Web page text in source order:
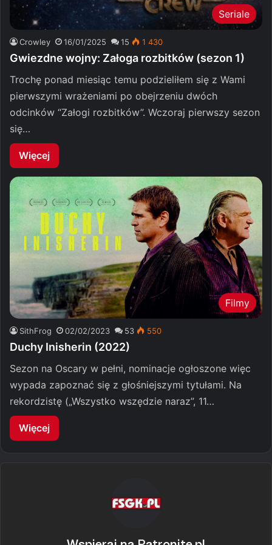
Seriale
Crowley 16/01/2025 15 1 430
Gwiezdne wojny: Załoga rozbitków (sezon 1)
Trochę ponad miesiąc temu podzieliłem się z Wami
pierwszymi wrażeniami po obejrzeniu dwóch
odcinków “Załogi rozbitków”. Wczoraj pierwszy sezon
się…
Więcej
Filmy
SithFrog 02/02/2023 53 550
Duchy Inisherin (2022)
Sezon na Oscary w pełni, nominacje ogłoszone więc
wypada zapoznać się z głośniejszymi tytułami. Na
rekordzistę („Wszystko wszędzie naraz”, 11…
Więcej